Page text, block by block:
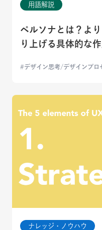
用語解説
ペルソナとは？よ
り上げる具体的な
デザイン思考/デザインプロ
ナレッジ・ノウハウ